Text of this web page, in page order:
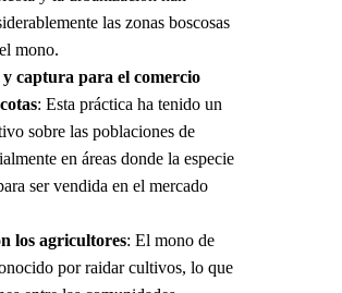
las zonas boscosas
mono.
captura para el comercio
: Esta práctica ha tenido un
sobre las poblaciones de
en áreas donde la especie
ser vendida en el mercado
los agricultores: El mono de
por raidar cultivos, lo que